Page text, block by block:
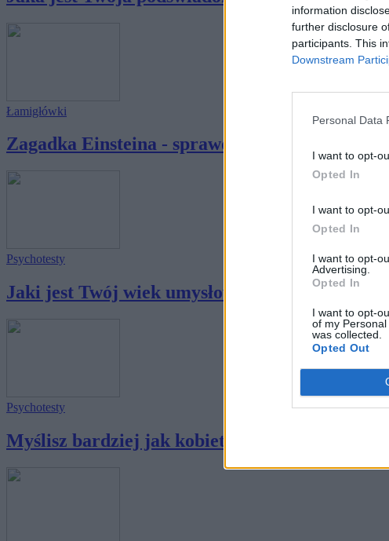
information
further disclosure
participants. This
Downstream
Personal Data
I want to opt-
Opted In
I want to opt-
Opted In
I want to opt-
Advertising.
Opted In
I want to opt-
of my
was collected.
Opted Out
Łamigłówki
Zagadka Einsteina - sprawdź, czy jesteś geniu...
Psychotesty
Jaki jest Twój wiek umysłowy?
Psychotesty
Myślisz bardziej jak kobieta - czy bardziej j...